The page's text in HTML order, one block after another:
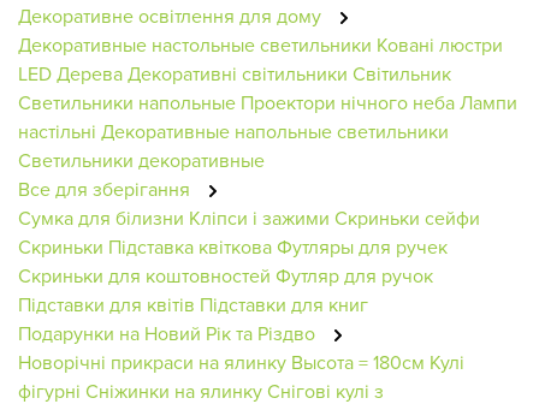
Декоративне освітлення для дому
Декоративные настольные светильники Ковані люстри
LED ДереваДекоративні світильники Світильник
Светильники напольные Проектори нічного небаЛампи
настільні Декоративные напольные светильники
Светильники декоративные
Все для зберігання
Сумка для білизни Кліпси і зажими Скриньки сейфи
Скриньки Підставка квітковаФутляры для ручек
Скриньки для коштовностей Футляр для ручок
Підставки для квітів Підставки для книг
Подарунки на Новий Рік та Різдво
Новорічні прикраси на ялинку Высота = 180см Кулі
фігурні Сніжинки на ялинкуСнігові кулі з